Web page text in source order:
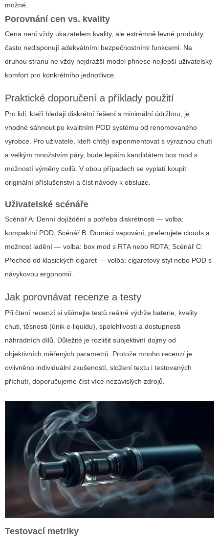
možné.
Porovnání cen vs. kvality
Cena není vždy ukazatelem kvality, ale extrémně levné produkty
často nedisponují adekvátními bezpečnostními funkcemi. Na
druhou stranu ne vždy nejdražší model přinese nejlepší uživatelský
komfort pro konkrétního jednotlivce.
Praktické doporučení a příklady použití
Pro lidi, kteří hledají diskrétní řešení s minimální údržbou, je
vhodné sáhnout po kvalitním POD systému od renomovaného
výrobce. Pro uživatele, kteří chtějí experimentovat s výraznou chutí
a velkým množstvím páry, bude lepším kandidátem box mod s
možností výměny coilů. V obou případech se vyplatí koupit
originální příslušenství a číst návody k obsluze.
Uživatelské scénáře
Scénář A: Denní dojíždění a potřeba diskrétnosti — volba:
kompaktní POD; Scénář B: Domácí vapování, preferujete clouds a
možnost ladění — volba: box mod s RTA nebo RDTA; Scénář C:
Přechod od klasických cigaret — volba: cigaretový styl nebo POD s
návykovou ergonomií.
Jak porovnávat recenze a testy
Při čtení recenzí si všímejte testů reálné výdrže baterie, kvality
chuti, těsnosti (únik e-liquidu), spolehlivosti a dostupnosti
náhradních dílů. Důležité je rozlišit subjektivní dojmy od
objektivních měřených parametrů. Protože mnoho recenzí je
ovlivněno individuální zkušeností, složení textu i testovaných
příchutí, doporučujeme číst více nezávislých zdrojů.
Testovací metriky